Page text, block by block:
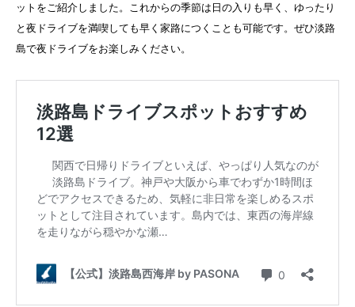
ットをご紹介しました。これからの季節は日の入りも早く、ゆったり
と夜ドライブを満喫しても早く家路につくことも可能です。ぜひ淡路
島で夜ドライブをお楽しみください。